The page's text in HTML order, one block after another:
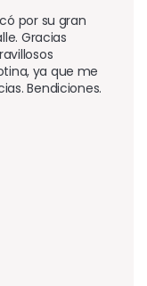
por su gran
Gracias
ya que me
Bendiciones.